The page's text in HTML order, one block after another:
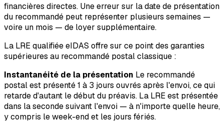
financières directes. Une erreur sur la date de présentation
du recommandé peut représenter plusieurs semaines —
voire un mois — de loyer supplémentaire.
La LRE qualifiée eIDAS offre sur ce point des garanties
supérieures au recommandé postal classique :
Instantanéité de la présentation Le recommandé
postal est présenté 1 à 3 jours ouvrés après l'envoi, ce qui
retarde d'autant le début du préavis. La LRE est présentée
dans la seconde suivant l'envoi — à n'importe quelle heure,
y compris le week-end et les jours fériés.